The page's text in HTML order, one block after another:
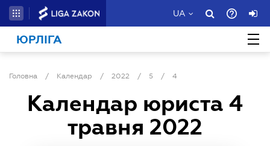
UA
ЮРЛІГА
Головна / Календар / 2022 / 5 / 4
Календар юриста 4
травня 2022